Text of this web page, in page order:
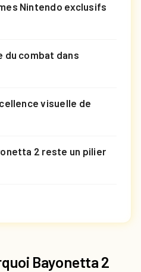
Nintendo exclusifs
du combat dans
visuelle de
2 reste un pilier
Bayonetta 2